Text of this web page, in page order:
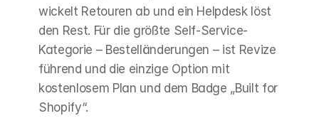
wickelt Retouren ab und ein Helpdesk löst
den Rest. Für die größte Self-Service-
Kategorie – Bestelländerungen – ist Revize
führend und die einzige Option mit
kostenlosem Plan und dem Badge „Built for
Shopify“.